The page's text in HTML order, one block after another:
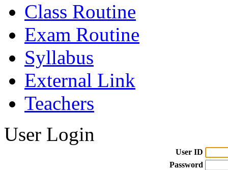
Class Routine
Exam Routine
Syllabus
External Link
Teachers
User Login
User ID
Password